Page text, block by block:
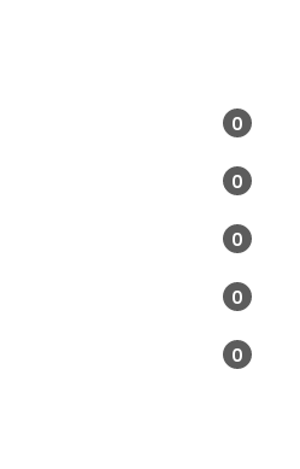
0
0
0
0
0